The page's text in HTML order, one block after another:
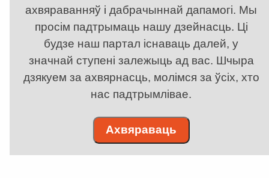
ахвяраванняў і дабрачыннай дапамогі. Мы
просім падтрымаць нашу дзейнасць. Ці
будзе наш партал існаваць далей, у
значнай ступені залежыць ад вас. Шчыра
дзякуем за ахвярнасць, молімся за ўсіх, хто
нас падтрымлівае.
Ахвяраваць